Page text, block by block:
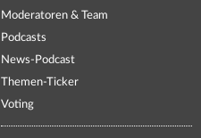
Moderatoren & Team
Podcasts
News-Podcast
Themen-Ticker
Voting